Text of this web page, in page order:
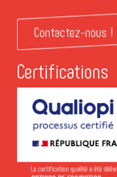
Contactez-nous !
Certifications